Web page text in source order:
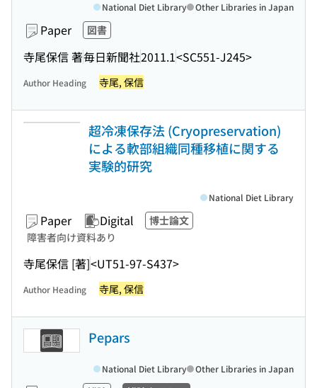
Paper 図書
寺尾保信 著毎日新聞社2011.1<SC551-J245>
National Diet Library Other Libraries in Japan
Author Heading 寺尾, 保信
超冷凍保存法 (Cryopreservation)
による軟部組織同種移植に関する
実験的研究
Paper Digital
博士論文
障害者向け資料あり
寺尾保信 [著]<UT51-97-S437>
National Diet Library
Author Heading 寺尾, 保信
Pepars
National Diet Library Other Libraries in Japan